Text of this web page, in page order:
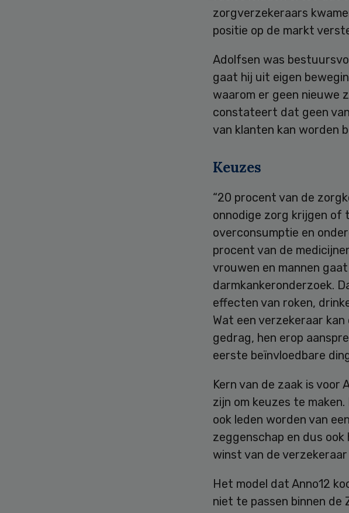
zorgverzekeraars
positie op de markt
Adolfsen was
gaat hij uit eigen
waarom er geen nieuwe
constateert dat geen
van klanten kan worden
Keuzes
“20 procent van de
onnodige zorg krijgen of
overconsumptie en
procent van de
vrouwen en mannen
darmkankeronderzoek.
effecten van roken,
Wat een verzekeraar
gedrag, hen erop
eerste beïnvloedbare
Kern van de zaak is
zijn om keuzes te
ook leden worden van
zeggenschap en dus
winst van de
Het model dat Anno12
niet te passen binnen de